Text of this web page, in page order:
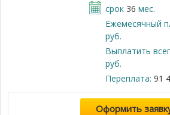
срок 36 мес.
Ежемесячный
руб.
Выплатить
руб.
Переплата: 91
Оформить